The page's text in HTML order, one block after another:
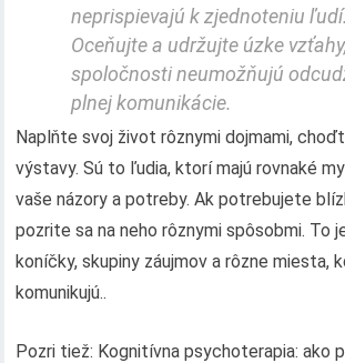
neprispievajú k zjednoteniu ľudí.
Oceňujte a udržujte úzke
spoločnosti neumožňujú
plnej komunikácie.
Naplňte svoj život rôznymi dojmami,
výstavy. Sú to ľudia, ktorí majú rovnaké
vaše názory a potreby. Ak potrebujete
pozrite sa na neho rôznymi spôsobmi. To
koníčky, skupiny záujmov a rôzne miesta,
komunikujú..
Pozri tiež: Kognitívna psychoterapia: ako